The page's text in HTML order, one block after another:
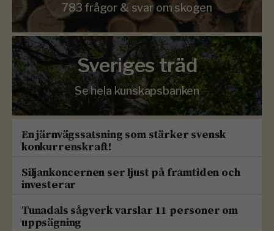
783 frågor & svar om skogen
Sveriges träd
Se hela kunskapsbanken
En järnvägssatsning som stärker svensk
konkurrenskraft!
Siljankoncernen ser ljust på framtiden och
investerar
Tunadals sågverk varslar 11 personer om
uppsägning